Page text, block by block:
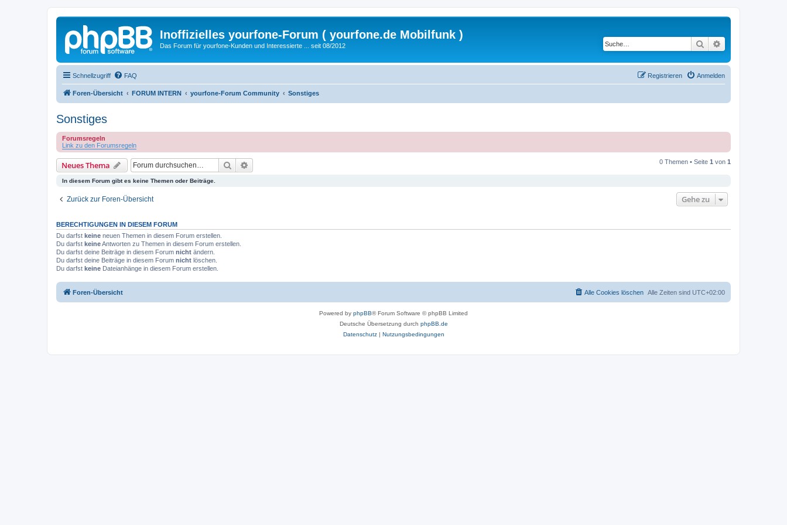
Inoffizielles yourfone-Forum ( yourfone.de Mobilfunk )
Das Forum für yourfone-Kunden und Interessierte ... seit 08/2012 Suche
Schnellzugriff FAQ Anmelden
Registrieren
Foren-Übersicht FORUM INTERN yourfone-Forum Community Sonstiges
Sonstiges
Forumsregeln
Link zu den Forumsregeln
Neues Thema Suche 0 Themen • Seite 1 von 1
In diesem Forum gibt es keine Themen oder Beiträge.
Zurück zur Foren-Übersicht Gehe zu
BERECHTIGUNGEN IN DIESEM FORUM
Du darfst keine neuen Themen in diesem Forum erstellen.
Du darfst keineAntworten zu Themen in diesem Forum erstellen.
Du darfst deine Beiträge in diesem Forum nicht ändern.
Du darfst deine Beiträge in diesem Forum nicht löschen.
Du darfst keine Dateianhänge in diesem Forum erstellen.
Foren-Übersicht Alle Zeiten sind UTC+02:00
Alle Cookies löschen
Powered by phpBB® Forum Software © phpBB Limited
Deutsche Übersetzung durch phpBB.de
Datenschutz| Nutzungsbedingungen